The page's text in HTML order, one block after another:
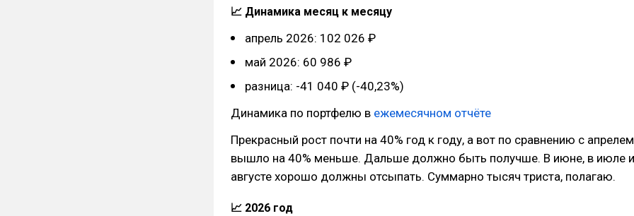
📈 Динамика месяц к месяцу
апрель 2026: 102 026 ₽
май 2026: 60 986 ₽
разница: -41 040 ₽ (-40,23%)
Динамика по портфелю в ежемесячном отчёте
Прекрасный рост почти на 40% год к году, а вот по сравнению с апрелем
вышло на 40% меньше. Дальше должно быть получше. В июне, в июле и
августе хорошо должны отсыпать. Суммарно тысяч триста, полагаю.
📈 2026 год